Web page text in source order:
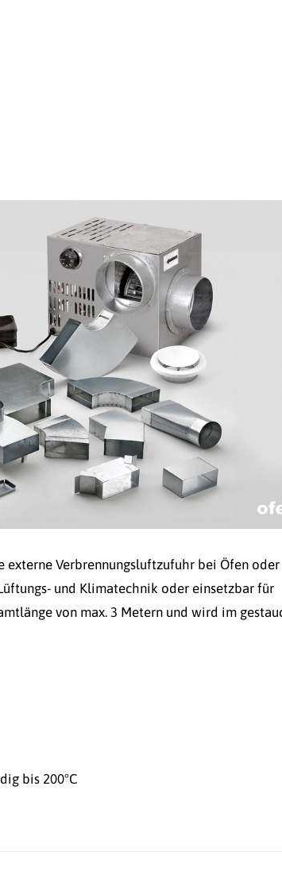
Verbrennungsluftzufuhr bei Öfen oder
und Klimatechnik oder einsetzbar für
von max. 3 Metern und wird im
bis 200°C